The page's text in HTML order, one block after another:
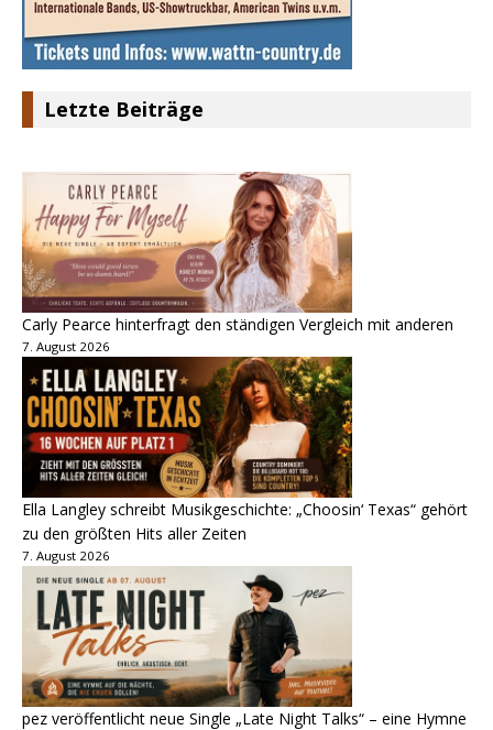
Letzte Beiträge
Carly Pearce hinterfragt den ständigen Vergleich mit anderen
7. August 2026
Ella Langley schreibt Musikgeschichte: „Choosin‘ Texas“ gehört
zu den größten Hits aller Zeiten
7. August 2026
pez veröffentlicht neue Single „Late Night Talks“ – eine Hymne